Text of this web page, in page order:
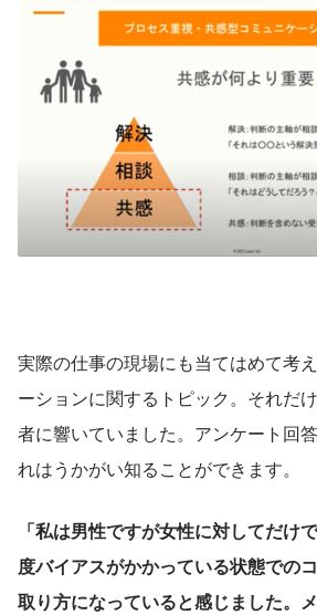
実際の仕事の現場にも当てはめて考
ーションに関するトピック。それだ
者に響いていました。アンケート回
れはうかがい知ることができます。
「私は男性ですが女性に対してだけ
度バイアスがかかっている状態での
取り方になっていると感じました。